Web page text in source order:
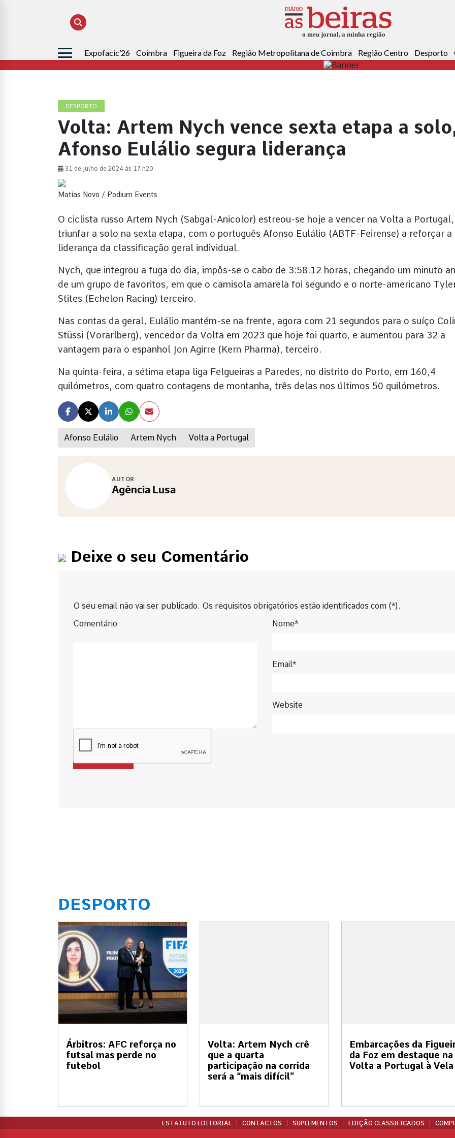
Pesquisar
por:
Expofacic’26 Coimbra Figueira da Foz Região Metropolitana de Coimbra Região Centro Desporto
DESPORTO
Volta: Artem Nych vence sexta etapa a
Afonso Eulálio segura liderança
31 de julho de 2024 às 17 h20
Matias Novo / Podium Events
Afonso Eulálio Artem Nych Volta a Portugal
AUTOR
Agência Lusa
O ciclista russo Artem Nych (Sabgal-Anicolor) estreou-se hoje a vencer na Volta a
triunfar a solo na sexta etapa, com o português Afonso Eulálio (ABTF-Feirense) a reforçar a
liderança da classificação geral individual.
Nych, que integrou a fuga do dia, impôs-se o cabo de 3:58.12 horas, chegando um minuto
de um grupo de favoritos, em que o camisola amarela foi segundo e o norte-americano
Stites (Echelon Racing) terceiro.
Nas contas da geral, Eulálio mantém-se na frente, agora com 21 segundos para o suíço
Stüssi (Vorarlberg), vencedor da Volta em 2023 que hoje foi quarto, e aumentou para 32 a
vantagem para o espanhol Jon Agirre (Kern Pharma), terceiro.
Na quinta-feira, a sétima etapa liga Felgueiras a Paredes, no distrito do Porto, em 160,4
quilómetros, com quatro contagens de montanha, três delas nos últimos 50 quilómetros.
Deixe o seu Comentário
O seu email não vai ser publicado. Os requisitos obrigatórios estão identificados com (*).
Comentário
Nome*
Email*
Website
DESPORTO
Árbitros: AFC reforça no
futsal mas perde no
futebol
Volta: Artem Nych crê
que a quarta
participação na corrida
será a “mais difícil”
Embarcações da
da Foz em destaque na
Volta a Portugal à Vela
ESTATUTO EDITORIAL CONTACTOS SUPLEMENTOS EDIÇÃO CLASSIFICADOS